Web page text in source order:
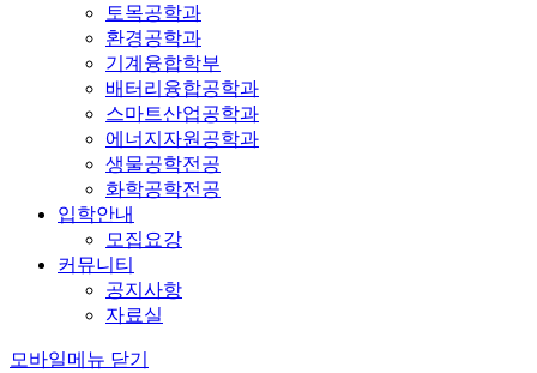
토목공학과
환경공학과
기계융합학부
배터리융합공학과
스마트산업공학과
에너지자원공학과
생물공학전공
화학공학전공
입학안내
모집요강
커뮤니티
공지사항
자료실
모바일메뉴 닫기